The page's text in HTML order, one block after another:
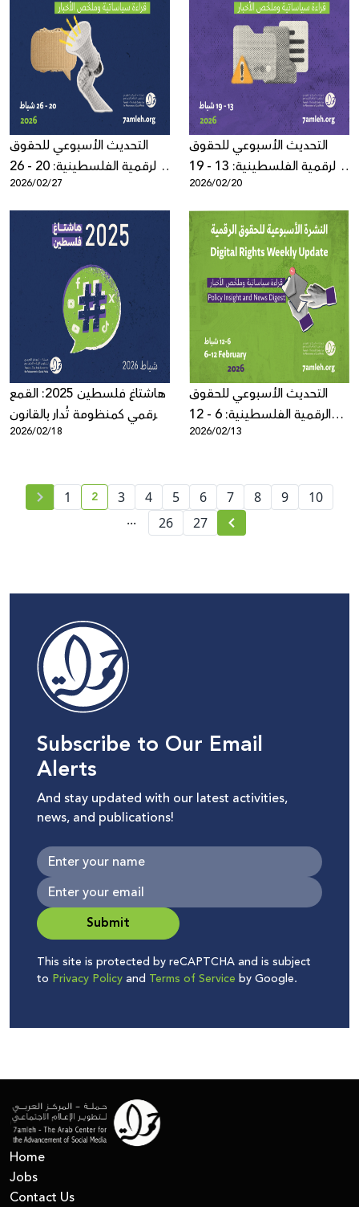
التحديث الأسبوعي للحقوق
الرقمية الفلسطينية: 20 - 26
شباط 2026
2026/02/27
التحديث الأسبوعي للحقوق
الرقمية الفلسطينية: 13 - 19
شباط 2026
2026/02/20
هاشتاغ فلسطين 2025: القمع
الرقمي كمنظومة تُدار بالقانون
والضغط السياسي والخوارزميات
2026/02/18
التحديث الأسبوعي للحقوق
الرقمية الفلسطينية: 6 - 12
شباط 2026
2026/02/13
1 current page number
2 3 4 5 6 7 8 9
10
...
26 27
Subscribe to Our Email
Alerts
And stay updated with our latest activities,
news, and publications!
Submit
This site is protected by reCAPTCHA and is subject
to Privacy Policyand Terms of Service by Google.
Home
Jobs
Contact Us